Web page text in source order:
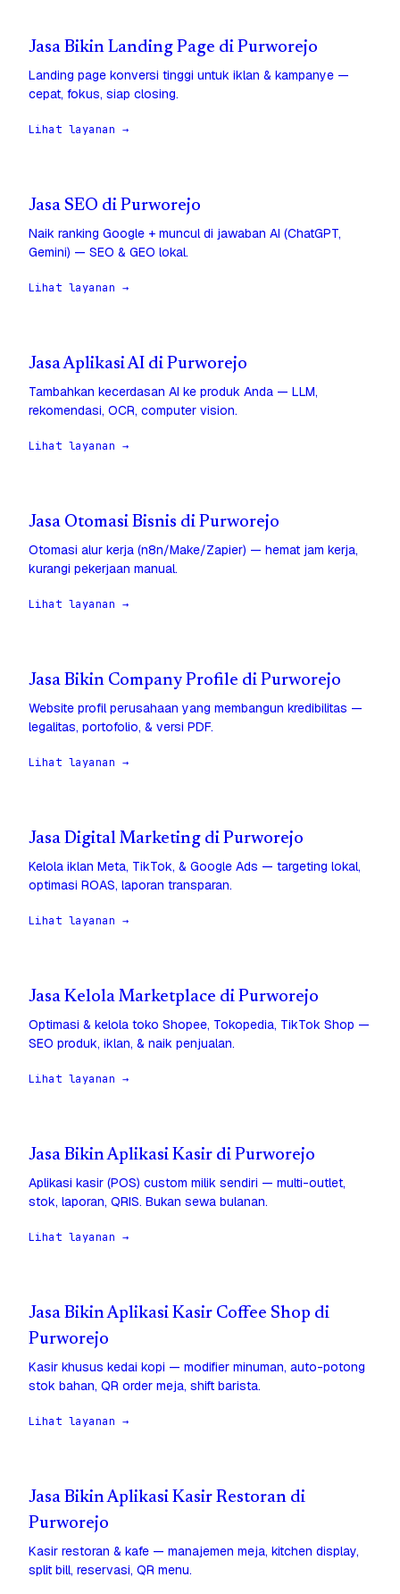
Jasa Bikin Landing Page di Purworejo
Landing page konversi tinggi untuk iklan & kampanye —
cepat, fokus, siap closing.
Lihat layanan →
Jasa SEO di Purworejo
Naik ranking Google + muncul di jawaban AI (ChatGPT,
Gemini) — SEO & GEO lokal.
Lihat layanan →
Jasa Aplikasi AI di Purworejo
Tambahkan kecerdasan AI ke produk Anda — LLM,
rekomendasi, OCR, computer vision.
Lihat layanan →
Jasa Otomasi Bisnis di Purworejo
Otomasi alur kerja (n8n/Make/Zapier) — hemat jam kerja,
kurangi pekerjaan manual.
Lihat layanan →
Jasa Bikin Company Profile di Purworejo
Website profil perusahaan yang membangun kredibilitas —
legalitas, portofolio, & versi PDF.
Lihat layanan →
Jasa Digital Marketing di Purworejo
Kelola iklan Meta, TikTok, & Google Ads — targeting lokal,
optimasi ROAS, laporan transparan.
Lihat layanan →
Jasa Kelola Marketplace di Purworejo
Optimasi & kelola toko Shopee, Tokopedia, TikTok Shop —
SEO produk, iklan, & naik penjualan.
Lihat layanan →
Jasa Bikin Aplikasi Kasir di Purworejo
Aplikasi kasir (POS) custom milik sendiri — multi-outlet,
stok, laporan, QRIS. Bukan sewa bulanan.
Lihat layanan →
Jasa Bikin Aplikasi Kasir Coffee Shop di
Purworejo
Kasir khusus kedai kopi — modifier minuman, auto-potong
stok bahan, QR order meja, shift barista.
Lihat layanan →
Jasa Bikin Aplikasi Kasir Restoran di
Purworejo
Kasir restoran & kafe — manajemen meja, kitchen display,
split bill, reservasi, QR menu.